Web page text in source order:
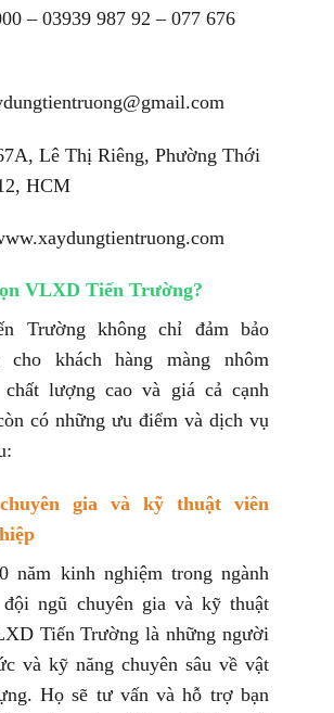
– 03939 987 92 – 077 676
Lê Thị Riêng, Phường Thới
HCM
VLXD Tiến Trường?
Trường không chỉ đảm bảo
cho khách hàng màng nhôm
chất lượng cao và giá cả cạnh
có những ưu điểm và dịch vụ
gia và kỹ thuật viên
năm kinh nghiệm trong ngành
ngũ chuyên gia và kỹ thuật
Tiến Trường là những người
và kỹ năng chuyên sâu về vật
Họ sẽ tư vấn và hỗ trợ bạn